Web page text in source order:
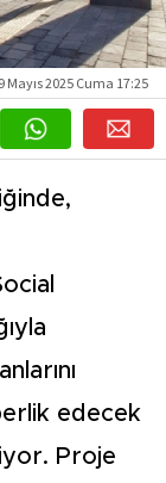
9 Mayıs 2025 Cuma 17:25
edecek
Proje